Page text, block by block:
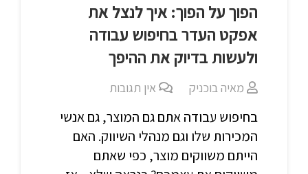
הפוך על הפוך: איך לנצל את
אפקט העדר בחיפוש עבודה
ולעשות בדיוק את ההיפך
מאיה בוכניק אין תגובות
בחיפוש עבודה אתם גם המוצר, גם אנשי
המכירות שלו וגם מנהלי השיווק. האם
הייתם משווקים מוצר, כפי שאתם